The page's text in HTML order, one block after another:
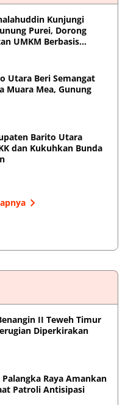
Kunjungi
Purei, Dorong
UMKM Berbasis
Utara Beri Semangat
Muara Mea, Gunung
Barito Utara
dan Kukuhkan Bunda
II Teweh Timur
Diperkirakan
Raya Amankan
Patroli Antisipasi